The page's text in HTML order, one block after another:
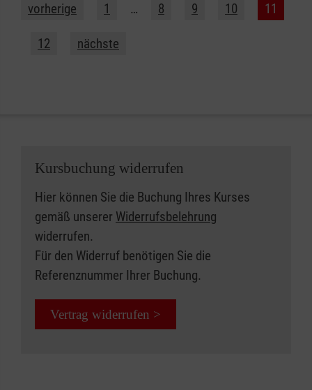
vorherige 1 … 8 9 10 11
12 nächste
Kursbuchung widerrufen
Hier können Sie die Buchung Ihres Kurses
gemäß unserer Widerrufsbelehrung
widerrufen.
Für den Widerruf benötigen Sie die
Referenznummer Ihrer Buchung.
Vertrag widerrufen >